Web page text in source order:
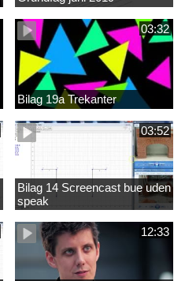
03:32
Bilag 19a Trekanter
03:52
Bilag 14 Screencast bue uden
speak
12:33